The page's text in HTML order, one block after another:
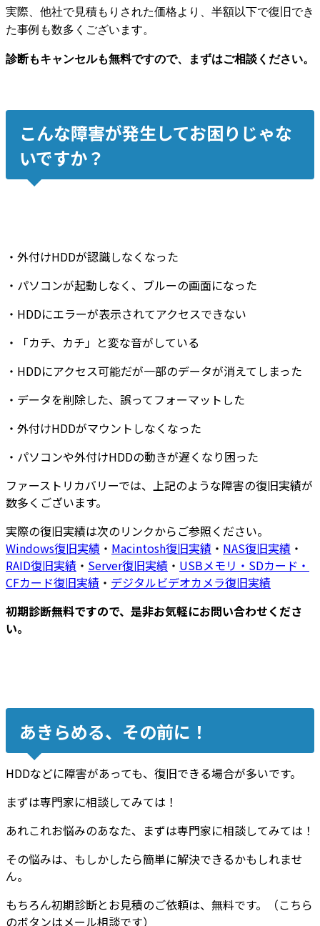
実際、他社で見積もりされた価格より、半額以下で復旧でき
た事例も数多くございます。
診断もキャンセルも無料ですので、まずはご相談ください。
こんな障害が発生してお困りじゃな
いですか？
・ 外付けHDDが認識しなくなった
・ パソコンが起動しなく 、 ブルーの画面になった
・ HDDにエラーが表示されてアクセスできない
・
「カチ、カチ」と変な音がしている
・ HDDにアクセス可能だが一部のデータが消えてしまった
・ データを削除した、 誤ってフォーマットした
・ 外付けHDDがマウントしなくなった
・ パソコンや外付けHDDの動きが遅くなり困った
ファーストリカバリーでは、上記のような障害の復旧実績が
数多くございます。
実際の復旧実績は次のリンクからご参照ください。
Windows復旧実績 ・ Macintosh復旧実績 ・ NAS復旧実績 ・
RAID復旧実績 ・ Server復旧実績 ・ USBメモリ・SDカード・
CFカード復旧実績 ・ デジタルビデオカメラ復旧実績
初期診断無料ですので、是非お気軽にお問い合わせくださ
い。
あきらめる、その前に！
HDDなどに障害があっても、復旧できる場合が多いです。
まずは専門家に相談してみては！
あれこれお悩みのあなた、まずは専門家に相談してみては！
その悩みは、もしかしたら簡単に解決できるかもしれませ
ん。
もちろん初期診断とお見積のご依頼は、無料です。（こちら
のボタンはメール相談です）